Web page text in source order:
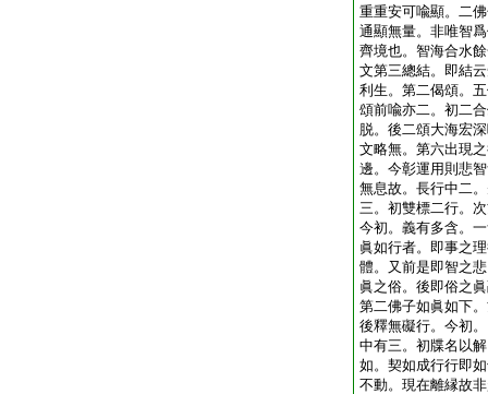
重重安可喩顯。二
通顯無量。非唯智
齊境也。智海合水
文第三總結。即結
利生。第二偈頌。
頌前喩亦二。初二
脱。後二頌大海宏
文略無。第六出現
邊。今彰運用則悲
無息故。長行中二
三。初雙標二行。
今初。義有多含。
眞如行者。即事之
體。又前是即智之
眞之俗。後即俗之
第二佛子如眞如下
後釋無礙行。今初
中有三。初牒名以
如。契如成行行即
不動。現在離縁故